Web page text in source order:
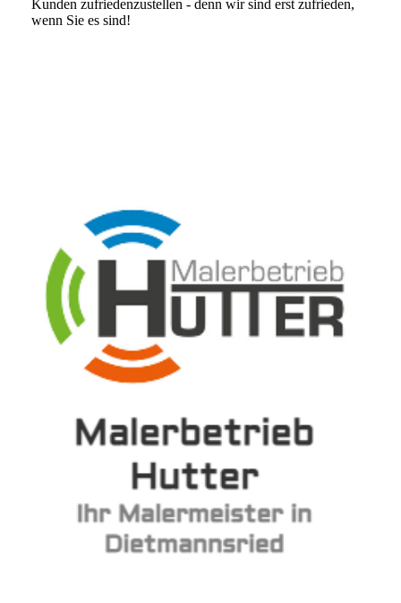
Kunden zufriedenzustellen - denn wir sind erst zufrieden,
wenn Sie es sind!